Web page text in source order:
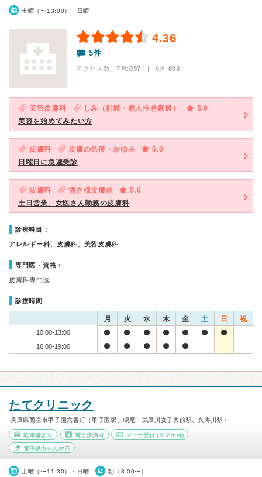
土曜（〜13:00）・日曜
4.36
5件
アクセス数 7月:897 | 6月:803
美容皮膚科 しみ（肝斑・老人性色素斑）
5.0
美容を始めてみたい方
皮膚科 皮膚の発疹・かゆみ
5.0
日曜日に急遽受診
皮膚科 酒さ様皮膚炎
5.0
土日営業、女医さん勤務の皮膚科
診療科目：
アレルギー科、皮膚科、美容皮膚科
専門医・資格：
皮膚科専門医
診療時間
月 火 水 木 金 土 日 祝
10:00-13:00
16:00-19:00
たてクリニック
兵庫県西宮市甲子園六番町（甲子園駅、鳴尾・武庫川女子大前駅、久寿川駅）
駐車場あり 電子決済可 マイナ受付 (スマホ可)
電子処方せん対応
土曜（〜11:30）・日曜 朝（8:00〜）